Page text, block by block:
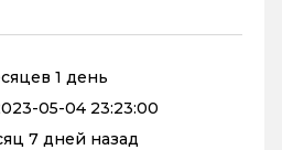
1 день
05-04 23:23:00
7 дней назад